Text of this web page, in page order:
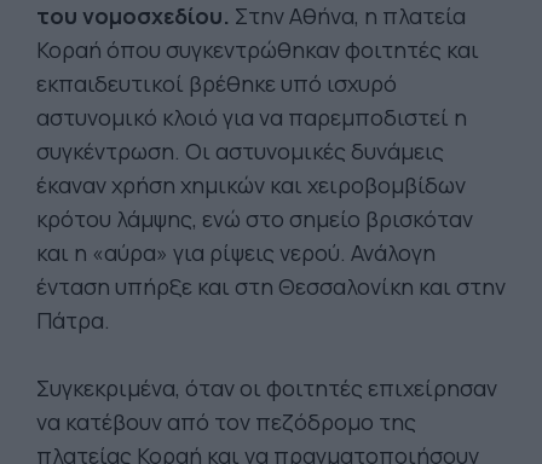
του νομοσχεδίου. Στην Αθήνα, η πλατεία
Κοραή όπου συγκεντρώθηκαν φοιτητές και
εκπαιδευτικοί βρέθηκε υπό ισχυρό
αστυνομικό κλοιό για να παρεμποδιστεί η
συγκέντρωση. Οι αστυνομικές δυνάμεις
έκαναν χρήση χημικών και χειροβομβίδων
κρότου λάμψης, ενώ στο σημείο βρισκόταν
και η «αύρα» για ρίψεις νερού. Ανάλογη
ένταση υπήρξε και στη Θεσσαλονίκη και στην
Πάτρα.
Συγκεκριμένα, όταν οι φοιτητές επιχείρησαν
να κατέβουν από τον πεζόδρομο της
πλατείας Κοραή και να πραγματοποιήσουν